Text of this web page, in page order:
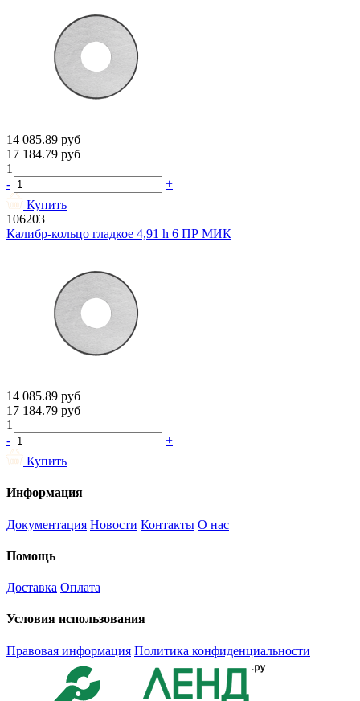
14 085.89 руб
17 184.79 руб
1
-
+
Купить
106203
Калибр-кольцо гладкое 4,91 h 6 ПР МИК
14 085.89 руб
17 184.79 руб
1
-
+
Купить
Информация
Документация Новости Контакты О нас
Помощь
Доставка Оплата
Условия использования
Правовая информация Политика конфиденциальности